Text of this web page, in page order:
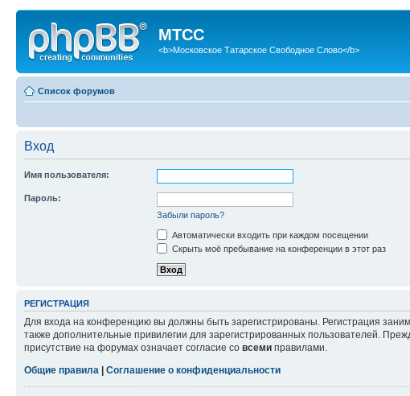
МТСС
<b>Московское Татарское Свободное Слово</b>
Список форумов
Вход
Имя пользователя:
Пароль:
Забыли пароль?
Автоматически входить при каждом посещении
Скрыть моё пребывание на конференции в этот раз
РЕГИСТРАЦИЯ
Для входа на конференцию вы должны быть зарегистрированы. Регистрация
также дополнительные привилегии для зарегистрированных пользователей.
присутствие на форумах означает согласие со всеми правилами.
Общие правила
Соглашение о конфиденциальности